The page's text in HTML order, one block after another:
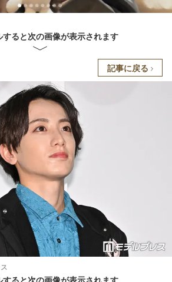
すると次の画像が表示されます
記事に戻る
すると次の画像が表示されます